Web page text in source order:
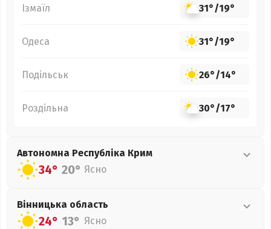
Ізмаїл 31°/19°
Одеса 31°/19°
Подільськ 26°/14°
Роздільна 30°/17°
Автономна Республіка Крим
34° 20° Ясно
Вінницька область
24° 13° Ясно